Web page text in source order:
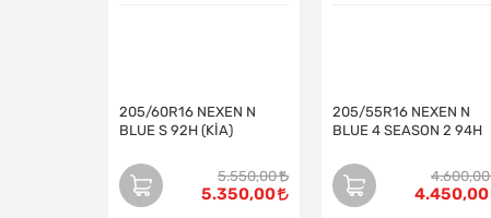
205/60R16 NEXEN N
BLUE S 92H (KİA)
5.550,00
5.350,00
205/55R16 NEXEN N
BLUE 4 SEASON 2 94H
4.600,00
4.450,00